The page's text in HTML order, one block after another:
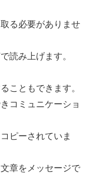
る必要がありませ
読み上げます。
こともできます。
コミュニケーショ
ピーされていま
章をメッセージで